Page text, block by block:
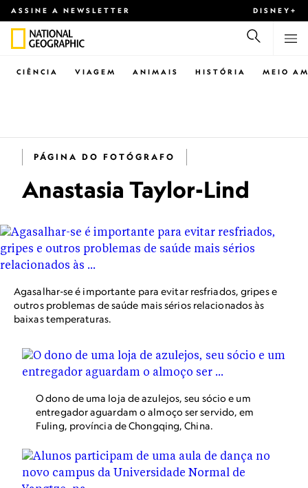
ASSINE A NEWSLETTER DISNEY+
CIÊNCIA VIAGEM ANIMAIS HISTÓRIA MEIO
PÁGINA DO FOTÓGRAFO
Anastasia Taylor-Lind
Agasalhar-se é importante para evitar resfriados, gripes e
outros problemas de saúde mais sérios relacionados às
baixas temperaturas.
O dono de uma loja de azulejos, seu sócio e um
entregador aguardam o almoço ser servido, em
Fuling, província de Chongqing, China.